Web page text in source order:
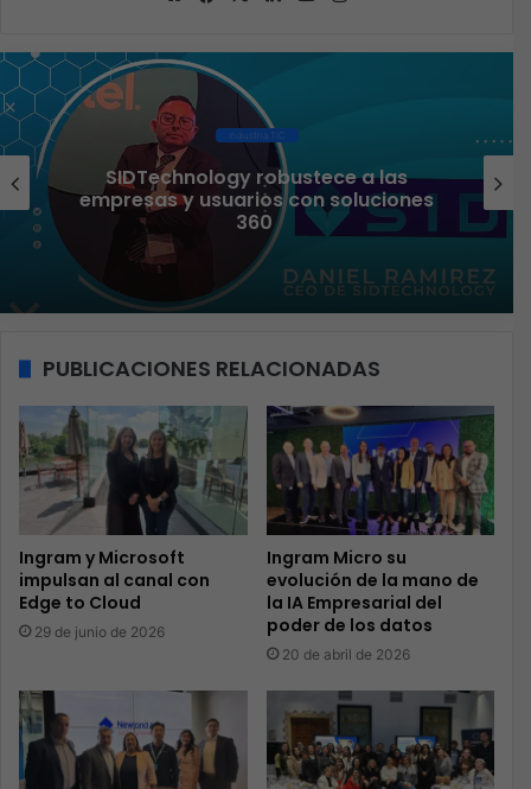
Industria TIC
SIDTechnology robustece a las
empresas y usuarios con soluciones
360
PUBLICACIONES RELACIONADAS
Ingram y Microsoft
impulsan al canal con
Edge to Cloud
29 de junio de 2026
Ingram Micro su
evolución de la mano de
la IA Empresarial del
poder de los datos
20 de abril de 2026